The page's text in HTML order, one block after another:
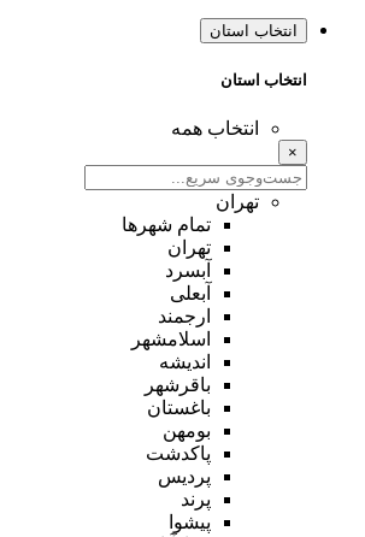
انتخاب استان
انتخاب استان
انتخاب همه
×
تهران
تمام شهر‌ها
تهران
آبسرد
آبعلی
ارجمند
اسلامشهر
اندیشه
باقرشهر
باغستان
بومهن
پاکدشت
پردیس
پرند
پیشوا